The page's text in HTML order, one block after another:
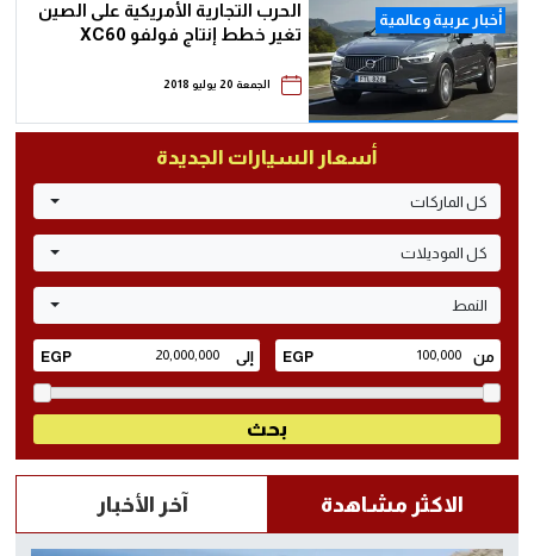
أخبار عربية وعالمية
الحرب التجارية الأمريكية على الصين
تغير خطط إنتاج فولفو XC60
الجمعة 20 يوليو 2018
أسعار السيارات الجديدة
كل الماركات
كل الموديلات
النمط
الاكثر مشاهدة آخر الأخبار